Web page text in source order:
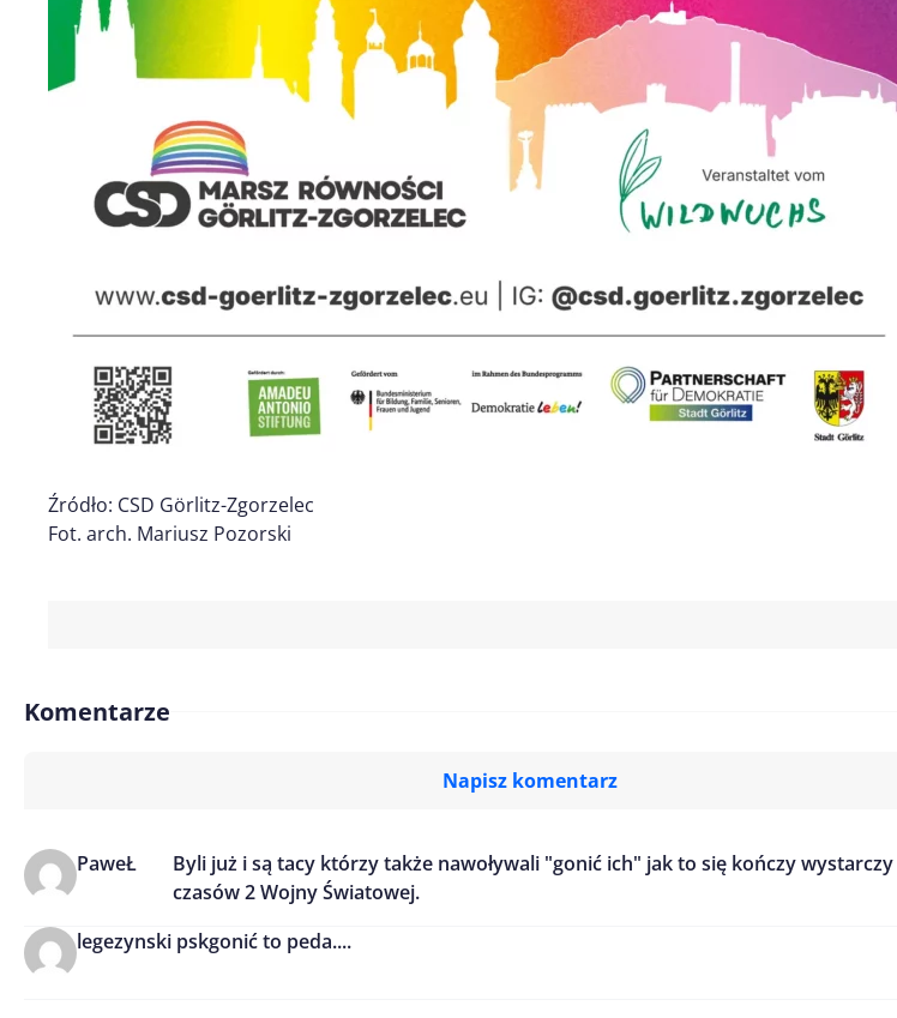
Źródło: CSD Görlitz-Zgorzelec
Fot. arch. Mariusz Pozorski
Komentarze
Napisz komentarz
Treść komentarza*
Imię/ Nick*
PaweŁ
Byli już i są tacy którzy także nawoływali "gonić ich" jak to się kończy
czasów 2 Wojny Światowej.
legezynski pskgonić to peda....